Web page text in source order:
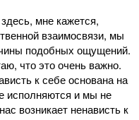
мне кажется,
взаимосвязи, мы
подобных ощущений.
что это очень важно.
к себе основана на
исполняются и мы не
возникает ненависть к